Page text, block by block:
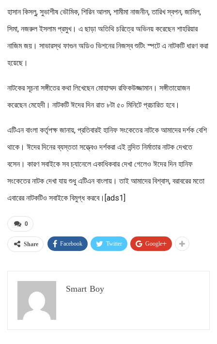
হাসান কিসলু, সুভাশীষ ভৌমিক, শিরিন আলম, শামীমা নাজনীন, তারিখ স্বপন, জামিল,
সিমা, নজরুল ইসলাম প্রমুখ। এ ছাড়া অতিথি চরিত্রে অভিনয় করেছেন শাহরিয়ার
নাজিম জয়। সাভারস্থ ফাগুন অডিও ভিশনের নিজস্ব শুটিং স্পটে এ নাটকটি ধারণ করা
হয়েছে।
নাটকের সূচনা সঙ্গীতের কথা লিখেছেন মোহাম্মদ রফিকউজ্জামান। সঙ্গীতায়োজন
করেছেন মেহেদী। নাটকটি ঈদের দিন রাত ৮টা ৫০ মিনিটে প্রচারিত হবে।
এটিএন বাংলা কর্তৃপক্ষ জানায়, প্রতিবারই হানিফ সংকেতের নাটকে আমাদের দর্শক বেশি
থাকে। ঈদের দিনের ব্যস্ততা সত্ত্বেও দর্শকরা এই নন্দিত নির্মাতার নাটক দেখতে
বসেন। কারণ সবাইকে সব চ্যানেলে একাধিকবার দেখা গেলেও ঈদের দিন হানিফ
সংকেতের নাটক দেখা যায় শুধু এটিএন বাংলায়। তাই আমাদের বিশ্বাস, বরাবরের মতো
এবারের নাটকটিও সবাইকে বিমুগ্ধ করবে।[ads1]
0
Share Facebook Twitter Google+
Smart Boy